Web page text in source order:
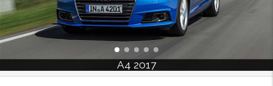
A4 2017